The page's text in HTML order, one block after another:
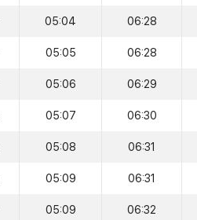
05:04 06:28
05:05 06:28
05:06 06:29
05:07 06:30
05:08 06:31
05:09 06:31
05:09 06:32